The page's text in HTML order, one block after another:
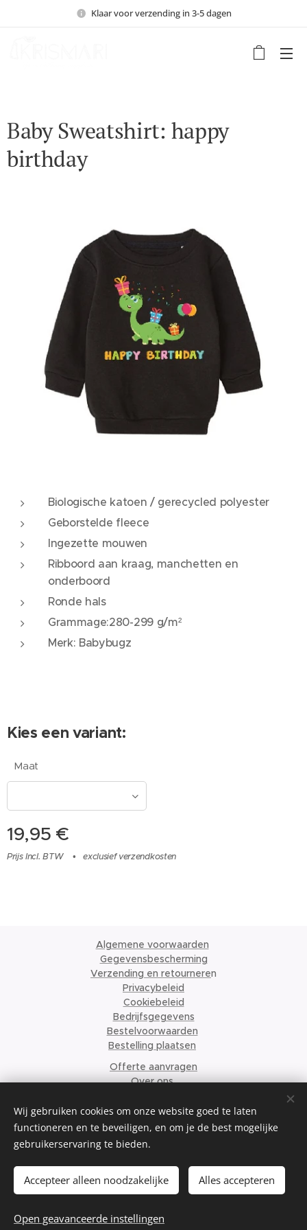
Klaar voor verzending in 3-5 dagen
Baby Sweatshirt: happy
birthday
Biologische katoen / gerecycled polyester
Geborstelde fleece
Ingezette mouwen
Ribboord aan kraag, manchetten en
onderboord
Ronde hals
Grammage:280-299 g/m²
Merk: Babybugz
Kies een variant:
Maat
19,95 €
Prijs Incl. BTW exclusief verzendkosten
Toevoegen aan de winkelwagen
Algemene voorwaarden
Gegevensbescherming
Verzending en retourneren
Privacybeleid
Cookiebeleid
Bedrijfsgegevens
Bestelvoorwaarden
Bestelling plaatsen
Offerte aanvragen
Over ons
Talen
Nederlands
English
Wij gebruiken cookies om onze website goed te laten
functioneren en te beveiligen, en om je de best mogelijke
gebruikerservaring te bieden.
Accepteer alleen noodzakelijke Alles accepteren
Open geavanceerde instellingen